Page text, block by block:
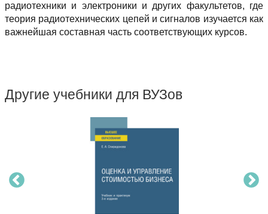
радиотехники и электроники и других факультетов, где
теория радиотехнических цепей и сигналов изучается как
важнейшая составная часть соответствующих курсов.
Другие учебники для ВУЗов